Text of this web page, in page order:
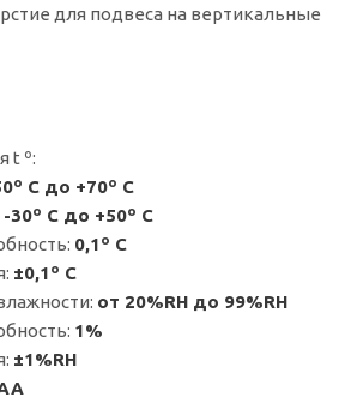
для подвеса на вертикальные
t º:
С до +70º С
-30º С до +50º С
0,1º С
±0,1º С
от 20%RH до 99%RH
1%
±1%RH